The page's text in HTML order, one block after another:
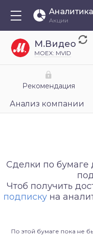
Аналитика
Акции
М.Видео
MOEX: MVID
Рекомендация
Анализ компании
Сделки по бумаге
Чтоб получить
подпискуна
По этой бумаге пока не